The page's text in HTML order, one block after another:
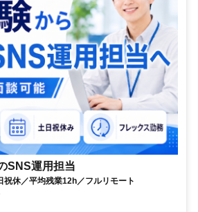
SNS運用担当
祝休／平均残業12h／フルリモート